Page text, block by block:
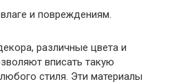
и повреждениям.
различные цвета и
вписать такую
стиля. Эти материалы